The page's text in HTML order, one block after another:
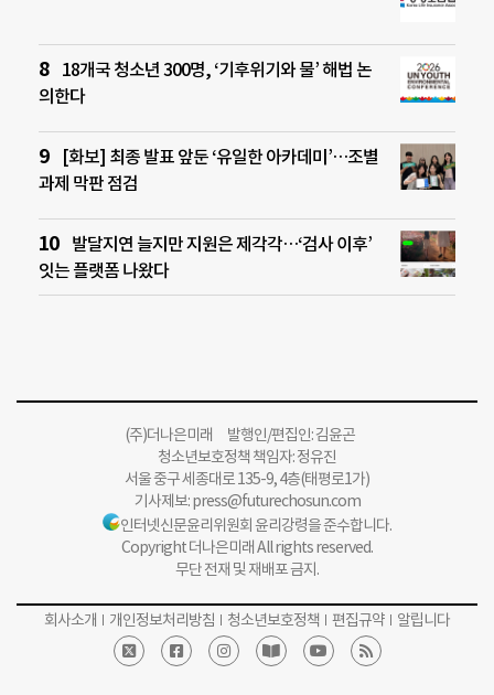
18개국 청소년 300명, ‘기후위기와 물’ 해법 논
의한다
[화보] 최종 발표 앞둔 ‘유일한 아카데미’…조별
과제 막판 점검
발달지연 늘지만 지원은 제각각…‘검사 이후’
잇는 플랫폼 나왔다
(주)더나은미래 발행인/편집인: 김윤곤
청소년보호정책 책임자: 정유진
서울 중구 세종대로 135-9, 4층(태평로1가)
기사제보:press@futurechosun.com
인터넷신문윤리위원회 윤리강령을 준수합니다.
Copyright 더나은미래 All rights reserved.
무단 전재 및 재배포 금지.
회사소개 개인정보처리방침 청소년보호정책 편집규약 알립니다